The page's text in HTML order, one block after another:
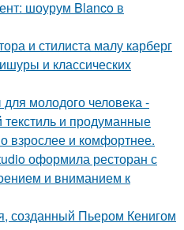
шоурум Blanco в
и стилиста малу карберг
и классических
молодого человека -
и продуманные
взрослее и комфортнее.
оформила ресторан с
и вниманием к
созданный Пьером Кенигом